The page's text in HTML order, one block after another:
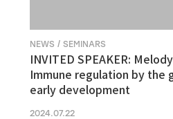
NEWS / SEMINARS
INVITED SPEAKER:
Immune regulation by the
early development
2024.07.22